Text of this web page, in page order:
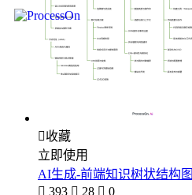
收藏
立即使用
AI生成-前端知识树状结构图
 393  28  0